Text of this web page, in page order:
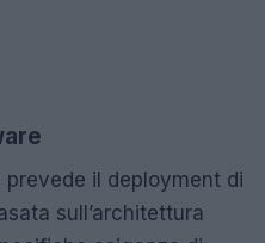
il deployment di
sull’architettura